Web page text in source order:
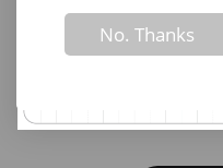
!
No. Thanks
รหัสผ่าน